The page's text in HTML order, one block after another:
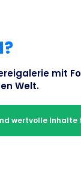
mit
Welt.
wertvolle Inhalte